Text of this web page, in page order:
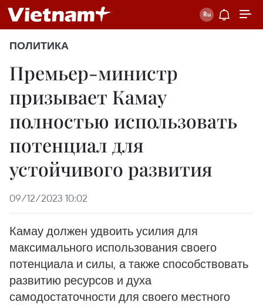
ПОЛИТИКА
Премьер-министр
призывает Камау
полностью использовать
потенциал для
устойчивого развития
09/12/2023 10:02
Камау должен удвоить усилия для
максимального использования своего
потенциала и силы, а также способствовать
развитию ресурсов и духа
самодостаточности для своего местного